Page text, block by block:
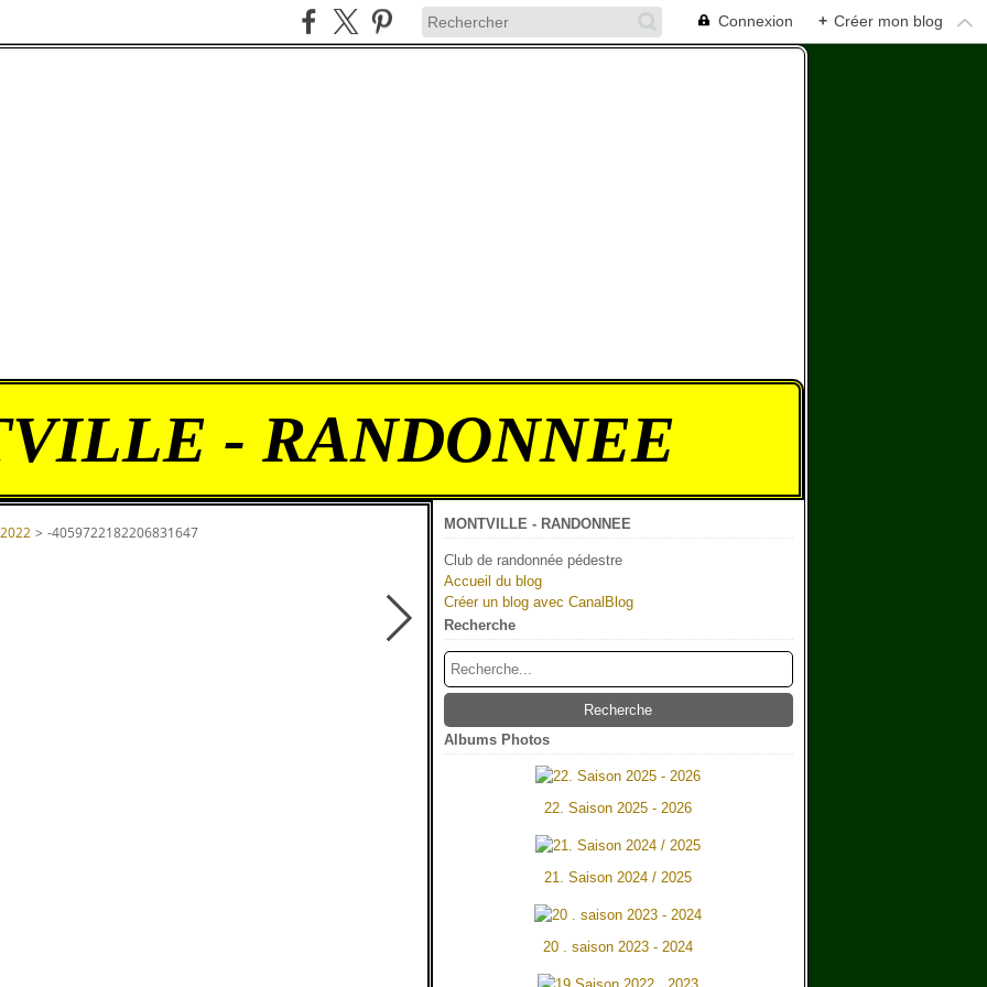
Connexion + Créer mon blog
- RANDONNEE
> -4059722182206831647 MONTVILLE - RANDONNEE
Club de randonnée pédestre
Accueil du blog
Créer un blog avec CanalBlog
Recherche
Albums Photos
22. Saison 2025 - 2026
21. Saison 2024 / 2025
20 . saison 2023 - 2024